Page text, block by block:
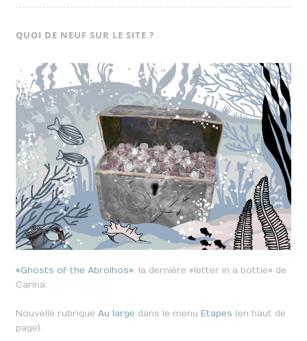
QUOI DE NEUF SUR LE SITE ?
«Ghosts of the Abrolhos», la dernière «letter in a bottle» de
Carina.
Nouvelle rubriqueAu large dans le menuEtapes (en haut de
page).